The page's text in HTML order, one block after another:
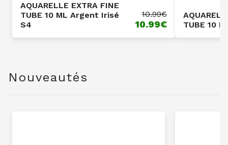
AQUARELLE EXTRA FINE
TUBE 10 ML Argent Irisé
S4
10.99€
10.99€
TUBE 10
Nouveautés